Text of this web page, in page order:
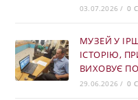
03.07.2026 / 0
МУЗЕЙ У
ІСТОРІЮ,
ВИХОВУЄ
29.06.2026 / 0